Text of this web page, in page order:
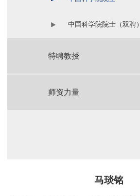
中国科学院院士（双聘）
特聘教授
师资力量
马琰铭